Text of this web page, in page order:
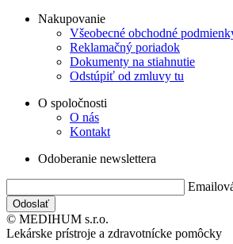
Nakupovanie
Všeobecné obchodné
Reklamačný poriadok
Dokumenty na stiahnutie
Odstúpiť od zmluvy tu
O spoločnosti
O nás
Kontakt
Odoberanie newslettera
© MEDIHUM s.r.o.
Lekárske prístroje a zdravotnícke pomôcky